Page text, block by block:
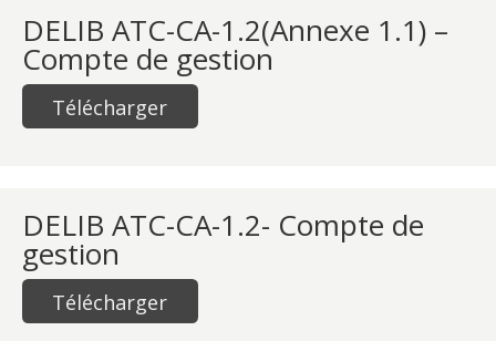
DELIB ATC-CA-1.2(Annexe 1.1) –
Compte de gestion
Télécharger
DELIB ATC-CA-1.2- Compte de
gestion
Télécharger